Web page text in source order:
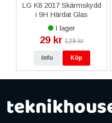
LG K8 2017 Skärmskydd
i 9H Härdat Glas
I lager
29 kr 129 kr
Info Köp